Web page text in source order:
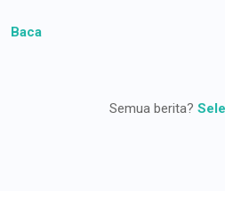
Baca
Semua berita?